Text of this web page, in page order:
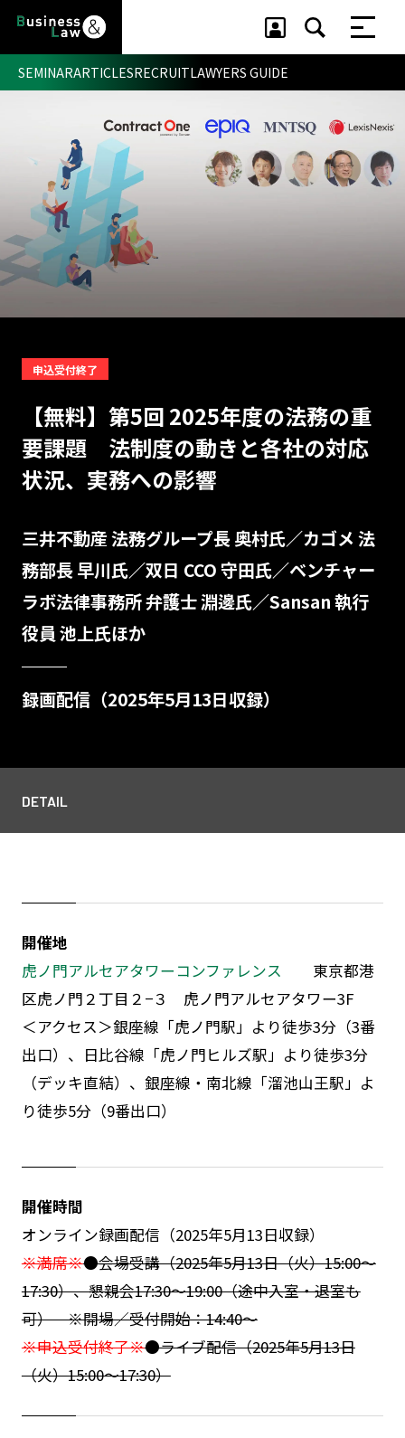
セミナー ・ 記事
セミナー
記事
リクルート
SEMINARARTICLESRECRUITLAWYERS GUIDE
申込受付終了
【無料】第5回 2025年度の法務の重
要課題 法制度の動きと各社の対応
状況、実務への影響
三井不動産 法務グループ長 奥村氏／カゴメ 法
務部長 早川氏／双日 CCO 守田氏／ベンチャー
ラボ法律事務所 弁護士 淵邊氏／Sansan 執行
役員 池上氏ほか
録画配信（2025年5月13日収録）
DETAIL
開催地
虎ノ門アルセアタワーコンファレンス 東京都港
区虎ノ門２丁目２−３ 虎ノ門アルセアタワー3F
＜アクセス＞銀座線「虎ノ門駅」より徒歩3分（3番
出口）、日比谷線「虎ノ門ヒルズ駅」より徒歩3分
（デッキ直結）、銀座線・南北線「溜池山王駅」よ
り徒歩5分（9番出口）
開催時間
オンライン録画配信（2025年5月13日収録）
※満席※●会場受講（2025年5月13日（火）15:00～
17:30）、懇親会17:30～19:00（途中入室・退室も
可） ※開場／受付開始：14:40～
※申込受付終了※●ライブ配信（2025年5月13日
（火）15:00～17:30）